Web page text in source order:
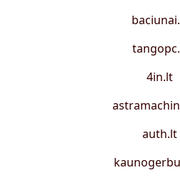
4in.lt
auth.lt